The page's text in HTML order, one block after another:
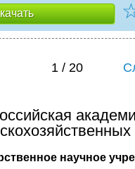
1 / 20
научное